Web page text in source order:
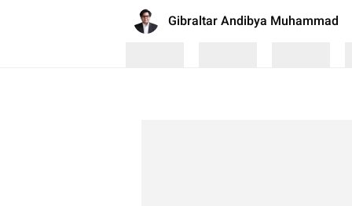
Gibraltar Andibya Muhammad